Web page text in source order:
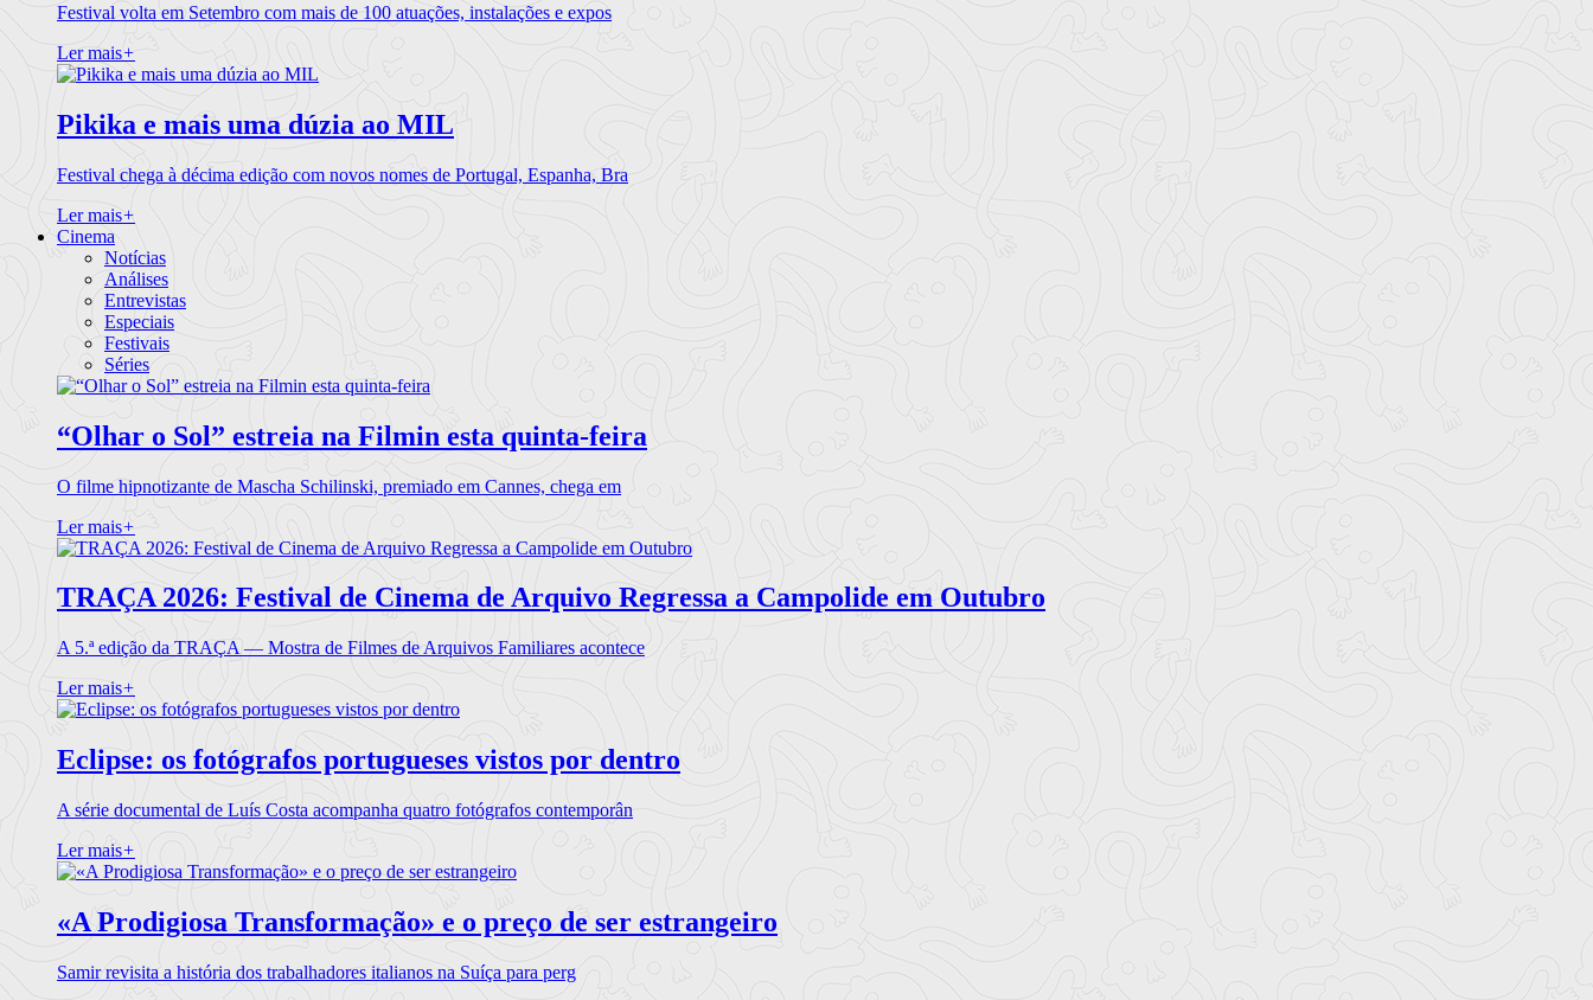
Festival volta em Setembro com mais de 100 atuações, instalações e expos
Ler mais+
Pikika e mais uma dúzia ao MIL
Festival chega à décima edição com novos nomes de Portugal, Espanha, Bra
Ler mais+
Cinema
Notícias
Análises
Entrevistas
Especiais
Festivais
Séries
“Olhar o Sol” estreia na Filmin esta quinta-feira
O filme hipnotizante de Mascha Schilinski, premiado em Cannes, chega em
Ler mais+
TRAÇA 2026: Festival de Cinema de Arquivo Regressa a Campolide em Outubro
A 5.ª edição da TRAÇA — Mostra de Filmes de Arquivos Familiares acontece
Ler mais+
Eclipse: os fotógrafos portugueses vistos por dentro
A série documental de Luís Costa acompanha quatro fotógrafos contemporân
Ler mais+
«A Prodigiosa Transformação» e o preço de ser estrangeiro
Samir revisita a história dos trabalhadores italianos na Suíça para perg